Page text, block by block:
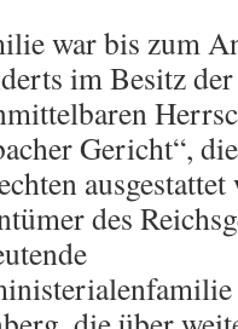
war bis zum
im Besitz der
Gericht“,
ausgestattet
des